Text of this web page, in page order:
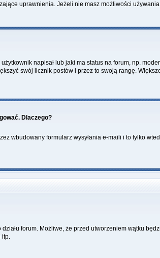
uprawnienia. Jeżeli nie masz możliwości
napisał lub jaki ma status na forum, np.
swój licznik postów i przez to swoją rangę.
Dlaczego?
wbudowany formularz wysyłania e-maili i to tylko
forum. Możliwe, że przed utworzeniem wątku
itp.